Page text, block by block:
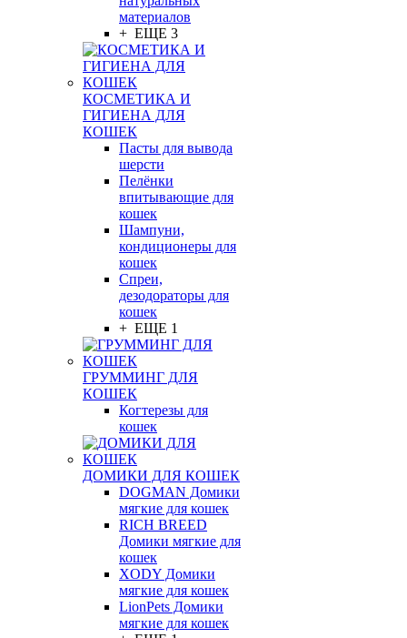
материалов
+ ЕЩЕ 3
КОСМЕТИКА И
ГИГИЕНА ДЛЯ
КОШЕК
Пасты для вывода
шерсти
Пелёнки
впитывающие для
кошек
Шампуни,
кондиционеры для
кошек
Спреи,
дезодораторы для
кошек
+ ЕЩЕ 1
ГРУММИНГ ДЛЯ
КОШЕК
Когтерезы для
кошек
ДОМИКИ ДЛЯ КОШЕК
DOGMAN Домики
мягкие для кошек
RICH BREED
Домики мягкие для
кошек
XODY Домики
мягкие для кошек
LionPets Домики
мягкие для кошек